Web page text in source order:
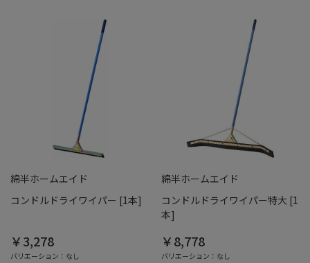
綿半ホームエイド
コンドルドライワイパー [1本]
￥3,278
バリエーション：なし
綿半ホームエイド
コンドルドライワイパー特大 [1
本]
￥8,778
バリエーション：なし